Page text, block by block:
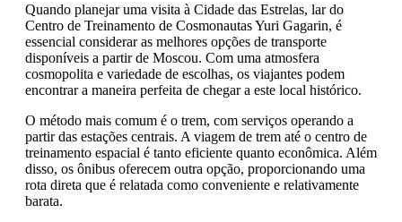
Quando planejar uma visita à Cidade das Estrelas, lar do
Centro de Treinamento de Cosmonautas Yuri Gagarin, é
essencial considerar as melhores opções de transporte
disponíveis a partir de Moscou. Com uma atmosfera
cosmopolita e variedade de escolhas, os viajantes podem
encontrar a maneira perfeita de chegar a este local histórico.
O método mais comum é o trem, com serviços operando a
partir das estações centrais. A viagem de trem até o centro de
treinamento espacial é tanto eficiente quanto econômica. Além
disso, os ônibus oferecem outra opção, proporcionando uma
rota direta que é relatada como conveniente e relativamente
barata.